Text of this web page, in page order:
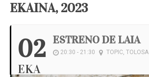
EKAINA, 2023
02
EKA
ESTRENO DE LAIA
20:30 - 21:30 TOPIC, TOLOSA